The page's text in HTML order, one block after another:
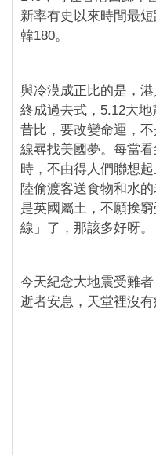
新率有史以來時間最
韓180。
與冷漠成正比的是，
終成過去式，5.12大
昔比，要改變命運，
線尋找美國夢。每當
時，不由得人們聯想
陸偷渡客送食物和水
是英國屬土，不願挨
線」了，那該多好呀。
今天紀念大地震受難
逝者安息，天堂裡沒